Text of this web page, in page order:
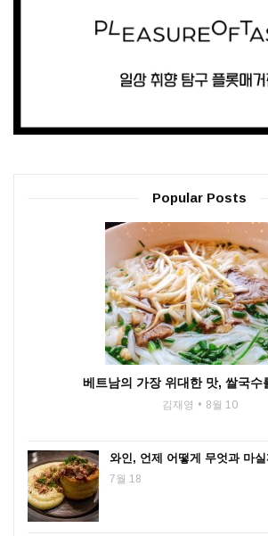
Popular Posts
베트남의 가장 위대한 맛, 쌀국수
김재영 8월 10
와인, 언제 어떻게 무엇과 마
7월 18